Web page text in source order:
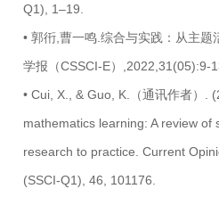
Q1), 1–19.
• 郭衎,曹一鸣.综合与实践：从主
学报（CSSCI-E）,2022,31(05):9-
• Cui, X., & Guo, K.（通讯作者）.
mathematics learning: A review of
research to practice. Current
(SSCI-Q1), 46, 101176.